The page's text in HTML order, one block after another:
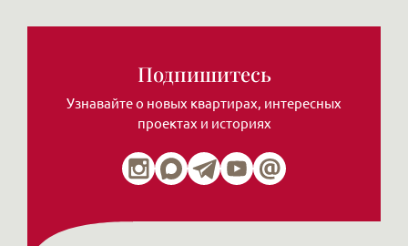
Подпишитесь
Узнавайте о новых квартирах, интересных
проектах и историях